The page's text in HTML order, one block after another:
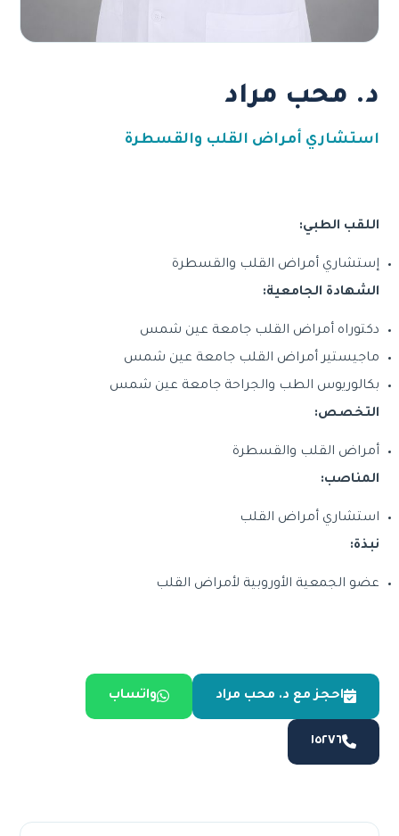
د. محب مراد
استشاري أمراض القلب والقسطرة
اللقب الطبي:
إستشاري أمراض القلب والقسطرة
الشهادة الجامعية:
دكتوراه أمراض القلب جامعة عين شمس
ماجيستير أمراض القلب جامعة عين شمس
بكالوريوس الطب والجراحة جامعة عين شمس
التخصص:
أمراض القلب والقسطرة
المناصب:
استشاري أمراض القلب
نبذة:
عضو الجمعية الأوروبية لأمراض القلب
احجز مع د. محب مراد واتساب
١٥٢٧٦